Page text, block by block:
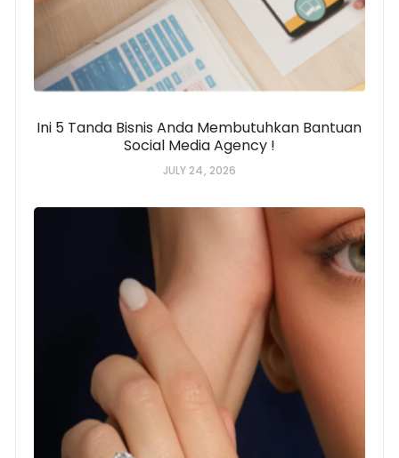
Ini 5 Tanda Bisnis Anda Membutuhkan Bantuan
Social Media Agency !
JULY 24, 2026